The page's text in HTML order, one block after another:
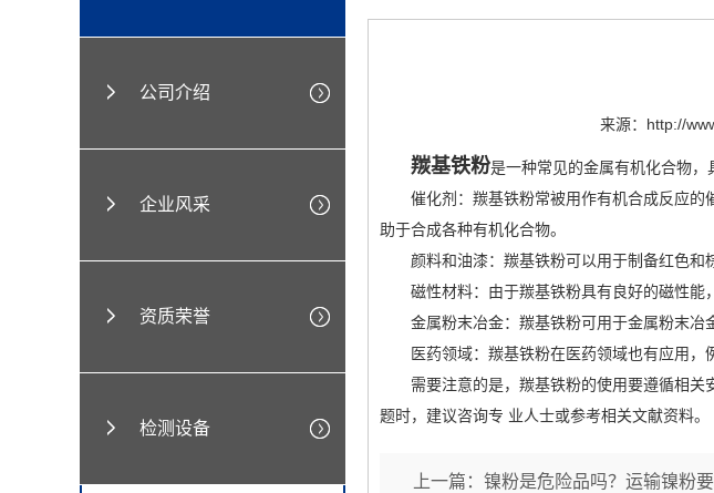
公司介绍
企业风采
资质荣誉
检测设备
来源： http://
羰基铁粉是一种常见的金属有机化合物，
催化剂：羰基铁粉常被用作有机合成反应的
助于合成各种有机化合物。
颜料和油漆：羰基铁粉可以用于制备红色和棕
磁性材料：由于羰基铁粉具有良好的磁性能
金属粉末冶金：羰基铁粉可用于金属粉末冶金
医药领域：羰基铁粉在医药领域也有应用，例
需要注意的是，羰基铁粉的使用要遵循相关
题时，建议咨询专 业人士或参考相关文献资料。
上一篇： 镍粉是危险品吗？运输镍粉